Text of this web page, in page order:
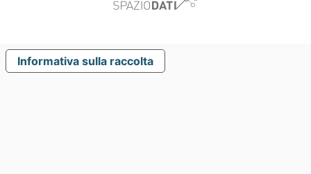
Informativa sulla raccolta